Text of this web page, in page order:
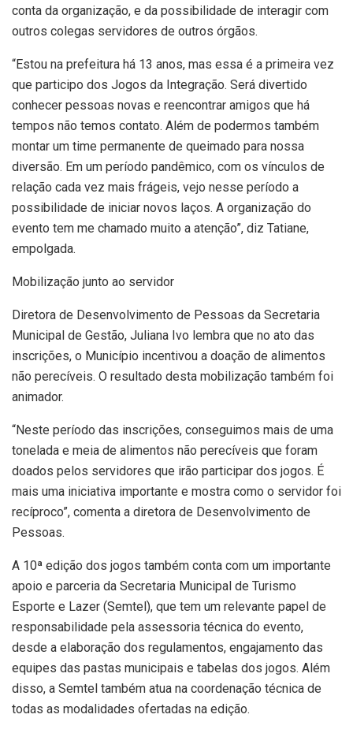
conta da organização, e da possibilidade de interagir com
outros colegas servidores de outros órgãos.
“Estou na prefeitura há 13 anos, mas essa é a primeira vez
que participo dos Jogos da Integração. Será divertido
conhecer pessoas novas e reencontrar amigos que há
tempos não temos contato. Além de podermos também
montar um time permanente de queimado para nossa
diversão. Em um período pandêmico, com os vínculos de
relação cada vez mais frágeis, vejo nesse período a
possibilidade de iniciar novos laços. A organização do
evento tem me chamado muito a atenção”, diz Tatiane,
empolgada.
Mobilização junto ao servidor
Diretora de Desenvolvimento de Pessoas da Secretaria
Municipal de Gestão, Juliana Ivo lembra que no ato das
inscrições, o Município incentivou a doação de alimentos
não perecíveis. O resultado desta mobilização também foi
animador.
“Neste período das inscrições, conseguimos mais de uma
tonelada e meia de alimentos não perecíveis que foram
doados pelos servidores que irão participar dos jogos. É
mais uma iniciativa importante e mostra como o servidor foi
recíproco”, comenta a diretora de Desenvolvimento de
Pessoas.
A 10ª edição dos jogos também conta com um importante
apoio e parceria da Secretaria Municipal de Turismo
Esporte e Lazer (Semtel), que tem um relevante papel de
responsabilidade pela assessoria técnica do evento,
desde a elaboração dos regulamentos, engajamento das
equipes das pastas municipais e tabelas dos jogos. Além
disso, a Semtel também atua na coordenação técnica de
todas as modalidades ofertadas na edição.